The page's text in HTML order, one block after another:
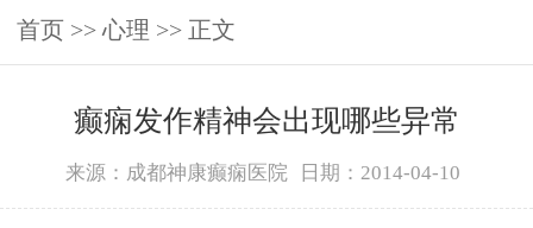
首页 >> 心理 >> 正文
癫痫发作精神会出现哪些异常
来源：成都神康癫痫医院 日期：2014-04-10